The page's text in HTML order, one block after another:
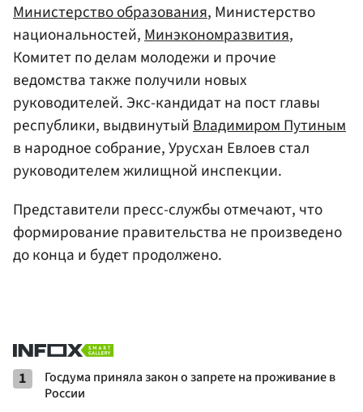
Министерство образования, Министерство
национальностей,Минэкономразвития,
Комитет по делам молодежи и прочие
ведомства также получили новых
руководителей. Экс-кандидат на пост главы
республики, выдвинутыйВладимиром Путиным
в народное собрание, Урусхан Евлоев стал
руководителем жилищной инспекции.
Представители пресс-службы отмечают, что
формирование правительства не произведено
до конца и будет продолжено.
1
Госдума приняла закон о запрете на проживание в
России